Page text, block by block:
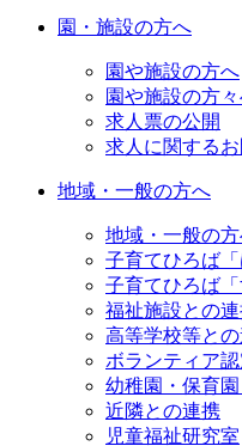
園・施設の方へ
園や施設の方へ
園や施設の方
求人票の公開
求人に関する
地域・一般の方へ
地域・一般の
子育てひろば「
子育てひろば「
福祉施設との
高等学校等と
ボランティア
幼稚園・保育
近隣との連携
児童福祉研究室